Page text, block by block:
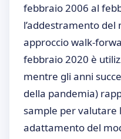
febbraio 2006 al
l’addestramento
approccio walk-
febbraio 2020 è
mentre gli anni
della pandemia)
sample per valutare
adattamento del